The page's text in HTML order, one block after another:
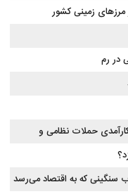
زمینی کشور
در رم
حملات نظامی و
که به اقتصاد می‌رسد